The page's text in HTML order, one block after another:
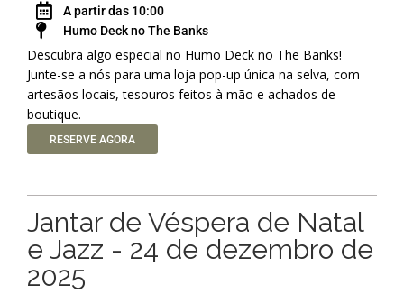
A partir das 10:00
Humo Deck no The Banks
Descubra algo especial no Humo Deck no The Banks!
Junte-se a nós para uma loja pop-up única na selva, com
artesãos locais, tesouros feitos à mão e achados de
boutique.
RESERVE AGORA
Jantar de Véspera de Natal
e Jazz - 24 de dezembro de
2025